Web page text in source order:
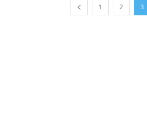
1 2 3